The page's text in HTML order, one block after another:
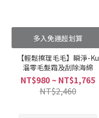
多入免運超划算
【輕鬆擦理毛毛】瞬淨-Ku
溜零毛髮霜及刮除海綿
NT$980 ~ NT$1,765
NT$2,460